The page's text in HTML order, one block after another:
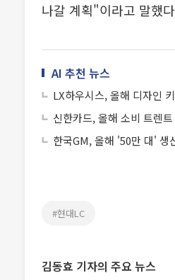
나갈 계획"이라고 말했
AI 추천 뉴스
LX하우시스, 올해 디자인 키
신한카드, 올해 소비 트렌
한국GM, 올해 '50만 대'
#현대LC
김동효 기자의 주요 뉴스